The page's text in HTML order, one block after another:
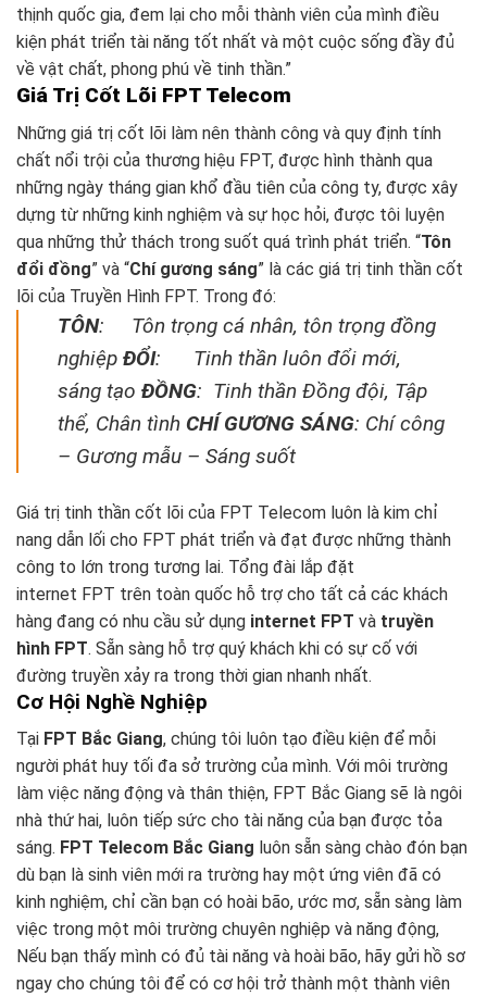
thịnh quốc gia, đem lại cho mỗi thành viên của mình điều
kiện phát triển tài năng tốt nhất và một cuộc sống đầy đủ
về vật chất, phong phú về tinh thần.”
Giá Trị Cốt Lõi FPT Telecom
Những giá trị cốt lõi làm nên thành công và quy định tính
chất nổi trội của thương hiệu FPT, được hình thành qua
những ngày tháng gian khổ đầu tiên của công ty, được xây
dựng từ những kinh nghiệm và sự học hỏi, được tôi luyện
qua những thử thách trong suốt quá trình phát triển. “Tôn
đổi đồng” và “Chí gương sáng” là các giá trị tinh thần cốt
lõi của Truyền Hình FPT. Trong đó:
TÔN: Tôn trọng cá nhân, tôn trọng đồng
nghiệp ĐỔI: Tinh thần luôn đổi mới,
sáng tạo ĐỒNG: Tinh thần Đồng đội, Tập
thể, Chân tình CHÍ GƯƠNG SÁNG: Chí công
– Gương mẫu – Sáng suốt
Giá trị tinh thần cốt lõi của FPT Telecom luôn là kim chỉ
nang dẫn lối cho FPT phát triển và đạt được những thành
công to lớn trong tương lai. Tổng đài lắp đặt
internet FPT trên toàn quốc hỗ trợ cho tất cả các khách
hàng đang có nhu cầu sử dụng internet FPT và truyền
hình FPT. Sẵn sàng hỗ trợ quý khách khi có sự cố với
đường truyền xảy ra trong thời gian nhanh nhất.
Cơ Hội Nghề Nghiệp
Tại FPT Bắc Giang, chúng tôi luôn tạo điều kiện để mỗi
người phát huy tối đa sở trường của mình. Với môi trường
làm việc năng động và thân thiện, FPT Bắc Giang sẽ là ngôi
nhà thứ hai, luôn tiếp sức cho tài năng của bạn được tỏa
sáng. FPT Telecom Bắc Giang luôn sẵn sàng chào đón bạn
dù bạn là sinh viên mới ra trường hay một ứng viên đã có
kinh nghiệm, chỉ cần bạn có hoài bão, ước mơ, sẵn sàng làm
việc trong một môi trường chuyên nghiệp và năng động,
Nếu bạn thấy mình có đủ tài năng và hoài bão, hãy gửi hồ sơ
ngay cho chúng tôi để có cơ hội trở thành một thành viên